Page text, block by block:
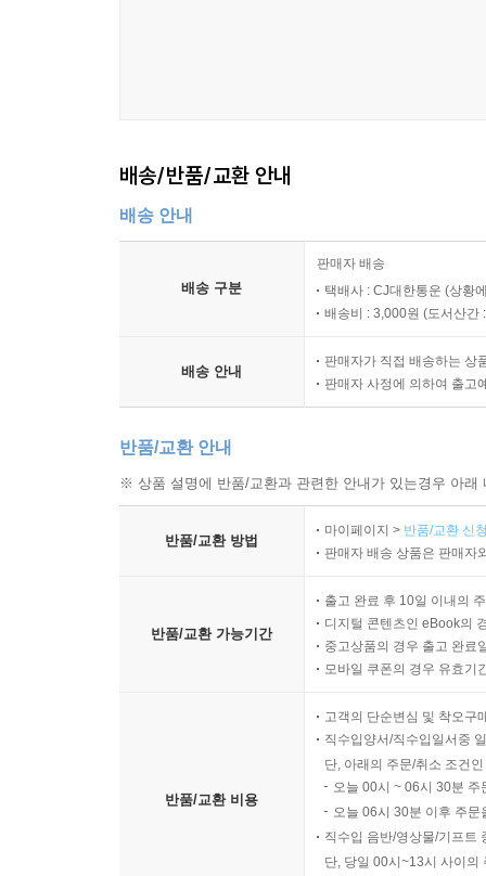
배송/반품/교환 안내
배송 안내
배송 구분
판매자 배송
택배사 : CJ대한통운 (상황
배송비 : 3,000원 (도서산간
배송 안내
판매자가 직접 배송하는 상
판매자 사정에 의하여 출고
반품/교환 안내
※ 상품 설명에 반품/교환과 관련한 안내가 있는경우 아
반품/교환 방법
마이페이지 > 반품/교환 신
판매자 배송 상품은 판매자
반품/교환 가능기간
출고 완료 후 10일 이내의
디지털 콘텐츠인 eBook의
중고상품의 경우 출고 완료
모바일 쿠폰의 경우 유효기
반품/교환 비용
고객의 단순변심 및 착오구
직수입양서/직수입일서중
단, 아래의 주문/취소 조건
오늘 00시 ~ 06시 30분
오늘 06시 30분 이후 주
직수입 음반/영상물/기프트
단, 당일 00시~13시 사이의